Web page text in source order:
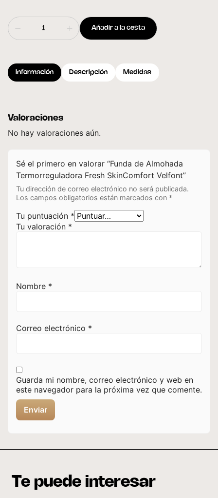
Añadir a la cesta
Información Descripción Medidas
Valoraciones
No hay valoraciones aún.
Sé el primero en valorar “Funda de Almohada
Termorreguladora Fresh SkinComfort Velfont”
Tu dirección de correo electrónico no será publicada.
Los campos obligatorios están marcados con *
Tu puntuación *
Tu valoración *
Nombre *
Correo electrónico *
Guarda mi nombre, correo electrónico y web en
este navegador para la próxima vez que comente.
Te puede interesar